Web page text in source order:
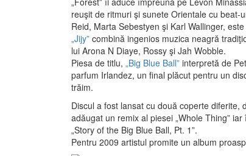
reuşit de ritmuri şi sunete Orientale cu beat-
Reid, Marta Sebestyen şi Karl Wallinger,
„Jijy” combină ingenios muzica neagră
lui Arona N Diaye, Rossy şi Jah Wobble.
Piesa de titlu, „Big Blue Ball” interpretă de
parfum Irlandez, un final plăcut pentru un
trăim.
Discul a fost lansat cu două coperte
adăugat un remix al piesei „Whole Thing”
„Story of the Big Blue Ball, Pt. 1”.
Pentru 2009 artistul promite un album